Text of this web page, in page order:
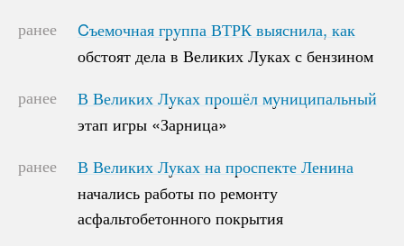
ранее
Cъемочная группа ВТРК выяснила, как
обстоят дела в Великих Луках с бензином
Cъемочная группа ВТРК выяснила, как
обстоят дела в Великих Луках с бензином
ранее
В Великих Луках прошёл муниципальный
этап игры «Зарница»
В Великих Луках прошёл муниципальный
этап игры «Зарница»
ранее
В Великих Луках на проспекте Ленина
начались работы по ремонту
асфальтобетонного покрытия
В Великих Луках на проспекте Ленина
начались работы по ремонту
асфальтобетонного покрытия